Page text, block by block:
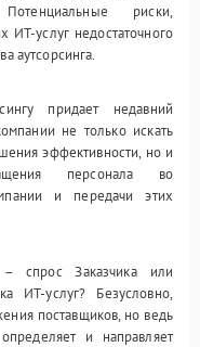
риски,
ИТ-услуг недостаточного
аутсорсинга.
придает недавний
не только искать
эффективности, но и
персонала во
и передачи этих
спрос Заказчика или
ИТ-услуг? Безусловно,
поставщиков, но ведь
и направляет